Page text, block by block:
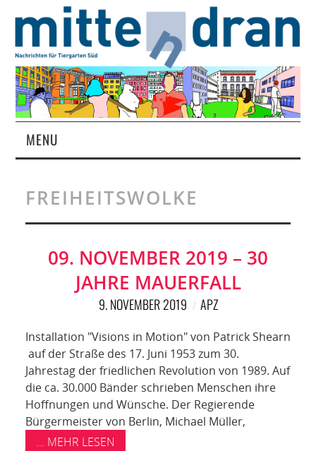
MENU
MAGAZIN
ÜBER UNS
RUBRIKEN
SPONSORING
KONTAKT
FREIHEITSWOLKE
09. NOVEMBER 2019 – 30
JAHRE MAUERFALL
9. NOVEMBER 2019 APZ
Installation "Visions in Motion" von Patrick Shearn
auf der Straße des 17. Juni 1953 zum 30.
Jahrestag der friedlichen Revolution von 1989. Auf
die ca. 30.000 Bänder schrieben Menschen ihre
Hoffnungen und Wünsche. Der Regierende
Bürgermeister von Berlin, Michael Müller,
... MEHR LESEN